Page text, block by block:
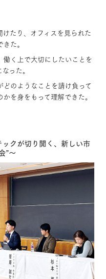
たり、オフィスを見られた
た。
く上で大切にしたいことを
った。
のようなことを請け負って
を身をもって理解できた。
クが切り開く、新しい市
”～